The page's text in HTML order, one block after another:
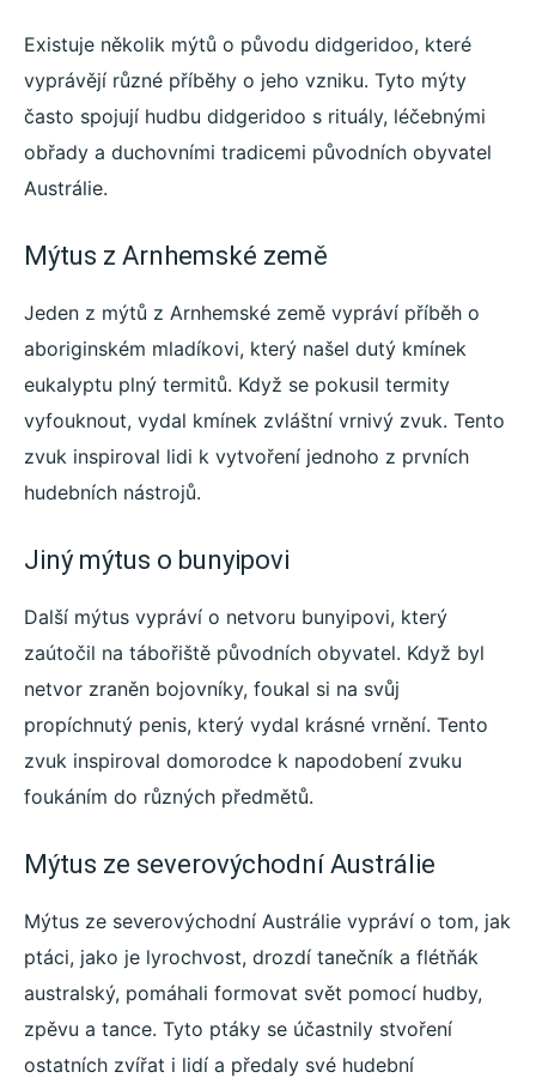
Existuje několik mýtů o původu didgeridoo, které
vyprávějí různé příběhy o jeho vzniku. Tyto mýty
často spojují hudbu didgeridoo s rituály, léčebnými
obřady a duchovními tradicemi původních obyvatel
Austrálie.
Mýtus z Arnhemské země
Jeden z mýtů z Arnhemské země vypráví příběh o
aboriginském mladíkovi, který našel dutý kmínek
eukalyptu plný termitů. Když se pokusil termity
vyfouknout, vydal kmínek zvláštní vrnivý zvuk. Tento
zvuk inspiroval lidi k vytvoření jednoho z prvních
hudebních nástrojů.
Jiný mýtus o bunyipovi
Další mýtus vypráví o netvoru bunyipovi, který
zaútočil na tábořiště původních obyvatel. Když byl
netvor zraněn bojovníky, foukal si na svůj
propíchnutý penis, který vydal krásné vrnění. Tento
zvuk inspiroval domorodce k napodobení zvuku
foukáním do různých předmětů.
Mýtus ze severovýchodní Austrálie
Mýtus ze severovýchodní Austrálie vypráví o tom, jak
ptáci, jako je lyrochvost, drozdí tanečník a flétňák
australský, pomáhali formovat svět pomocí hudby,
zpěvu a tance. Tyto ptáky se účastnily stvoření
ostatních zvířat i lidí a předaly své hudební